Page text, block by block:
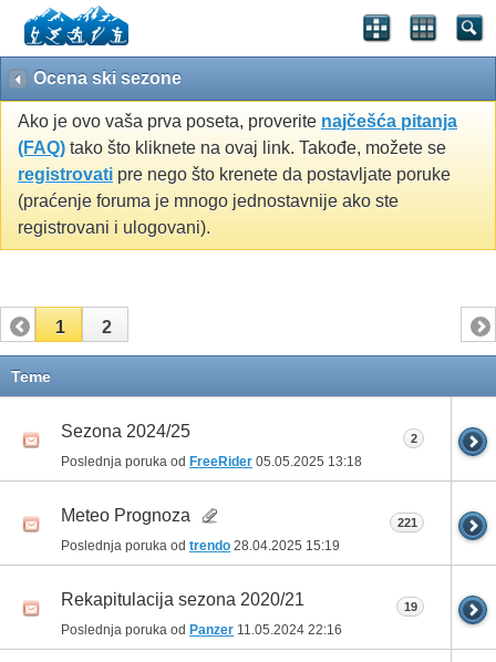
Ocena ski sezone
Ako je ovo vaša prva poseta, proverite najčešća pitanja
(FAQ) tako što kliknete na ovaj link. Takođe, možete se
registrovati pre nego što krenete da postavljate poruke
(praćenje foruma je mnogo jednostavnije ako ste
registrovani i ulogovani).
1 2
Teme
Sezona 2024/25
Poslednja poruka od FreeRider 05.05.2025 13:18
2
Meteo Prognoza
Poslednja poruka od trendo 28.04.2025 15:19
221
Rekapitulacija sezona 2020/21
Poslednja poruka od Panzer 11.05.2024 22:16
19